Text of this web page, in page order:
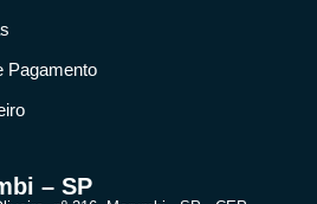
Pagamento
– SP